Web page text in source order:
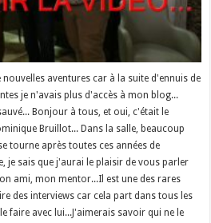
aventures car à la suite d'ennuis de
je n'avais plus d'accès à mon blog...
Bonjour à tous, et oui, c'était le
Bruillot... Dans la salle, beaucoup
tourne après toutes ces années de
je sais que j'aurai le plaisir de vous parler
ami, mon mentor...Il est une des rares
des interviews car cela part dans tous les
faire avec lui...J'aimerais savoir qui ne le